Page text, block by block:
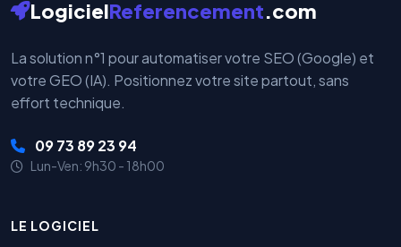
LogicielReferencement.com
La solution n°1 pour automatiser votre SEO (Google) et
votre GEO (IA). Positionnez votre site partout, sans
effort technique.
09 73 89 23 94
Lun-Ven: 9h30 - 18h00
LE LOGICIEL